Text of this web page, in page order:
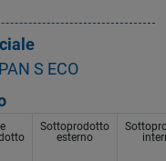
S ECO
Sottoprodotto
esterno